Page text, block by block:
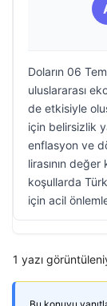
Doların 06
uluslararası
de etkisiyle
için belirsizlik
enflasyon ve
lirasının
koşullarda
için acil
1 yazı